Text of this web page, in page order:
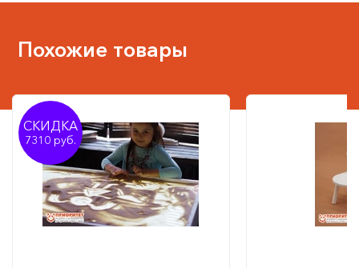
Похожие товары
СКИДКА
7310